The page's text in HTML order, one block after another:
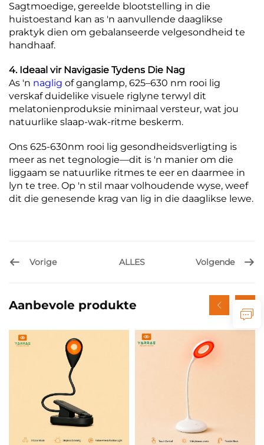
Sagtmoedige, gereelde blootstelling in die
huistoestand kan as 'n aanvullende daaglikse
praktyk dien om gebalanseerde velgesondheid te
handhaaf.
4. Ideaal vir Navigasie Tydens Die Nag
As 'n naglig of ganglamp, 625–630 nm rooi lig
verskaf duidelike visuele riglyne terwyl dit
melatonienproduksie minimaal versteur, wat jou
natuurlike slaap-wak-ritme beskerm.
Ons 625-630nm rooi lig gesondheidsverligting is
meer as net tegnologie—dit is 'n manier om die
liggaam se natuurlike ritmes te eer en daarmee in
lyn te tree. Op 'n stil maar volhoudende wyse, weef
dit die genesende krag van lig in die daaglikse lewe.
Vorige ALLES Volgende
Aanbevole produkte